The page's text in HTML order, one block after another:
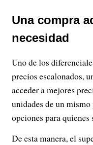
Una compra
necesidad
Uno de los
precios escalonados,
acceder a mejores
unidades de un
opciones para
De esta manera, el